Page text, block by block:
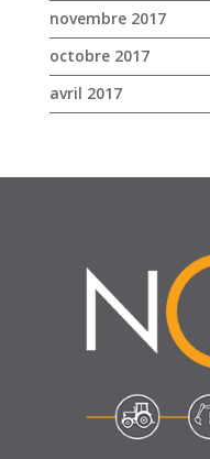
novembre 2017
octobre 2017
avril 2017